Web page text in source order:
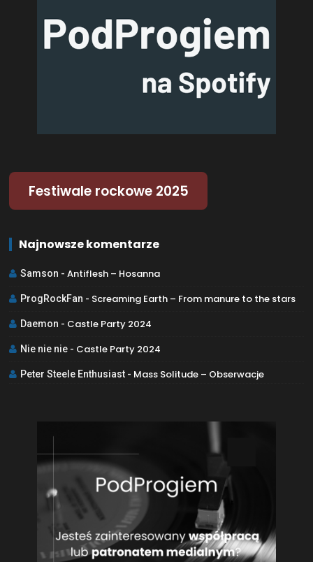
Festiwale rockowe 2025
Najnowsze komentarze
Samson -Antiflesh – Hosanna
ProgRockFan - Screaming Earth – From manure to the stars
Daemon - Castle Party 2024
Nie nie nie - Castle Party 2024
Peter Steele Enthusiast - Mass Solitude – Obserwacje